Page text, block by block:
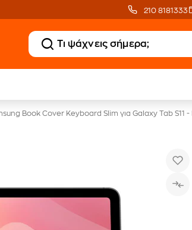
210 8181333
Book Cover Keyboard Slim για Galaxy Tab S11 -